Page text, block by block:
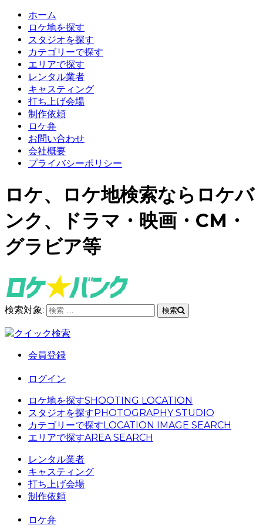
ホーム
ロケ地を探す
スタジオを探す
カテゴリーで探す
エリアで探す
レンタル業者
キャスティング
打ち上げ会場
制作依頼
ロケ弁
お問い合わせ
会社概要
プライバシーポリシー
ロケ、ロケ地検索ならロケバ
ンク、ドラマ・映画・CM・
グラビア等
検索対象: 検索
クイック検索
会員登録
ログイン
ロケ地を探すSHOOTING LOCATION
スタジオを探すPHOTOGRAPHY STUDIO
カテゴリーで探すLOCATION IMAGE SEARCH
エリアで探すAREA SEARCH
レンタル業者
キャスティング
打ち上げ会場
制作依頼
ロケ弁